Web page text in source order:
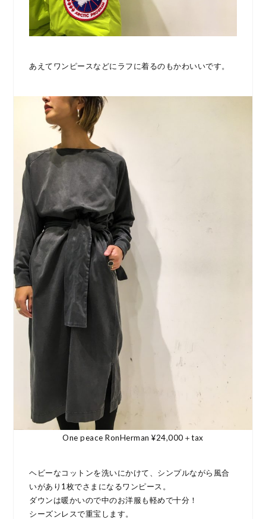
あえてワンピースなどにラフに着るのもかわいいです。
One peace RonHerman ¥24,000＋tax
ヘビーなコットンを洗いにかけて、シンプルながら風合
いがあり1枚でさまになるワンピース。
ダウンは暖かいので中のお洋服も軽めで十分！
シーズンレスで重宝します。